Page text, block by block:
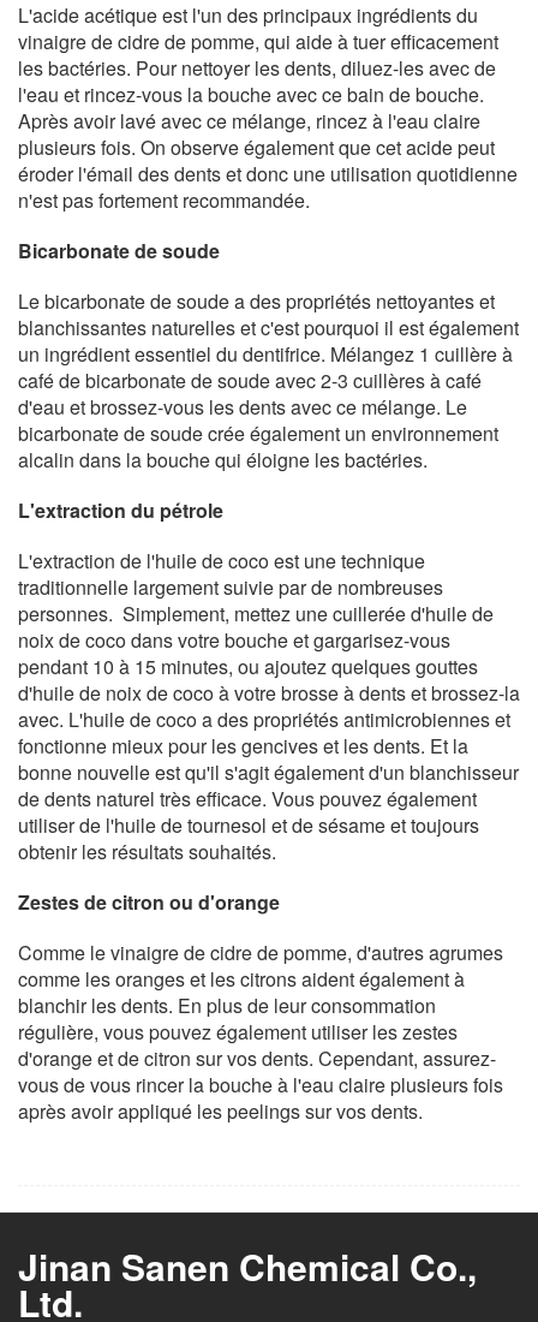
L'acide acétique est l'un des principaux ingrédients du
vinaigre de cidre de pomme, qui aide à tuer efficacement
les bactéries. Pour nettoyer les dents, diluez-les avec de
l'eau et rincez-vous la bouche avec ce bain de bouche.
Après avoir lavé avec ce mélange, rincez à l'eau claire
plusieurs fois. On observe également que cet acide peut
éroder l'émail des dents et donc une utilisation quotidienne
n'est pas fortement recommandée.
Bicarbonate de soude
Le bicarbonate de soude a des propriétés nettoyantes et
blanchissantes naturelles et c'est pourquoi il est également
un ingrédient essentiel du dentifrice. Mélangez 1 cuillère à
café de bicarbonate de soude avec 2-3 cuillères à café
d'eau et brossez-vous les dents avec ce mélange. Le
bicarbonate de soude crée également un environnement
alcalin dans la bouche qui éloigne les bactéries.
L'extraction du pétrole
L'extraction de l'huile de coco est une technique
traditionnelle largement suivie par de nombreuses
personnes. Simplement, mettez une cuillerée d'huile de
noix de coco dans votre bouche et gargarisez-vous
pendant 10 à 15 minutes, ou ajoutez quelques gouttes
d'huile de noix de coco à votre brosse à dents et brossez-la
avec. L'huile de coco a des propriétés antimicrobiennes et
fonctionne mieux pour les gencives et les dents. Et la
bonne nouvelle est qu'il s'agit également d'un blanchisseur
de dents naturel très efficace. Vous pouvez également
utiliser de l'huile de tournesol et de sésame et toujours
obtenir les résultats souhaités.
Zestes de citron ou d'orange
Comme le vinaigre de cidre de pomme, d'autres agrumes
comme les oranges et les citrons aident également à
blanchir les dents. En plus de leur consommation
régulière, vous pouvez également utiliser les zestes
d'orange et de citron sur vos dents. Cependant, assurez-
vous de vous rincer la bouche à l'eau claire plusieurs fois
après avoir appliqué les peelings sur vos dents.
Jinan Sanen Chemical Co.,
Ltd.